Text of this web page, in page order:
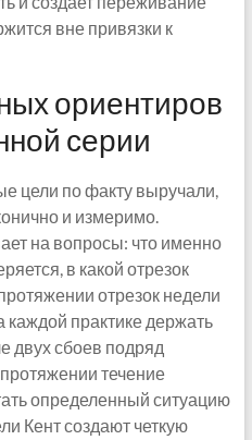
вне привязки к
ориентиров
серии
цели по факту выручали,
и измеримо.
на вопросы: что именно
в какой отрезок
отрезок недели
каждой практике держать
двух сбоев подряд
течение
определенный ситуацию
Кент создают четкую